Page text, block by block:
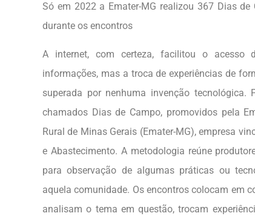
Só em 2022 a Emater-MG realizou 367 Dias
durante os encontros
A internet, com certeza, facilitou o acesso
informações, mas a troca de experiências de
superada por nenhuma invenção
chamados Dias de Campo, promovidos pela
Rural de Minas Gerais (Emater-MG), empresa
e Abastecimento. A metodologia reúne
para observação de algumas práticas ou
aquela comunidade. Os encontros colocam em
analisam o tema em questão, trocam